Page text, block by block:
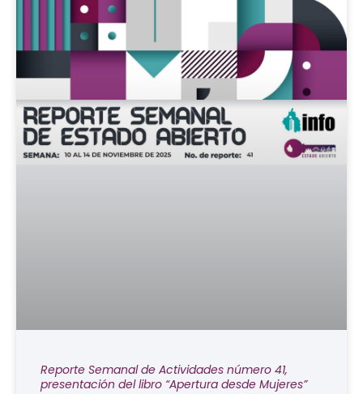
Reporte Semanal de Actividades número 41,
presentación del libro “Apertura desde Mujeres”